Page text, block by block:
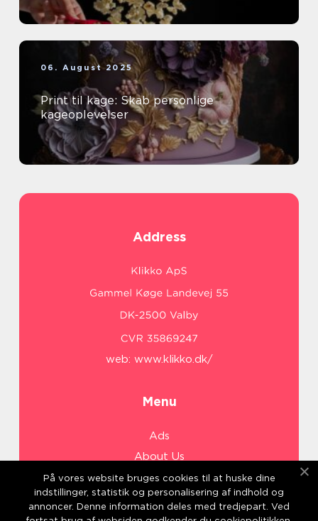
06. August 2025
Print til kage: Skab personlige
kageoplevelser
Address
web: www.klikko.dk/
Menu
Ads
About Us
Cookies
Contact
Sitemap
På vores website bruges cookies til at huske dine
indstillinger, statistik og personalisering af indhold og
annoncer. Denne information deles med tredjepart. Ved